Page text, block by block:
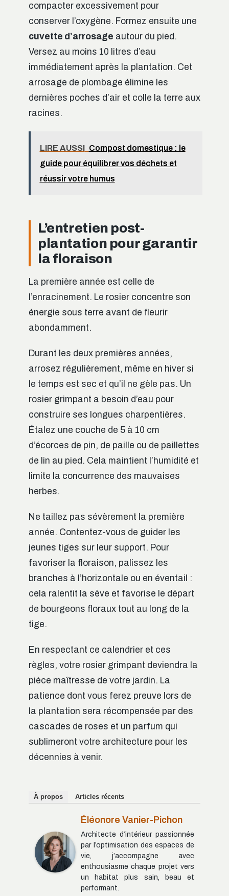
compacter excessivement pour
conserver l’oxygène. Formez ensuite une
cuvette d’arrosage autour du pied.
Versez au moins 10 litres d’eau
immédiatement après la plantation. Cet
arrosage de plombage élimine les
dernières poches d’air et colle la terre aux
racines.
LIRE AUSSI Compost domestique : le
guide pour équilibrer vos déchets et
réussir votre humus
L’entretien post-
plantation pour garantir
la floraison
La première année est celle de
l’enracinement. Le rosier concentre son
énergie sous terre avant de fleurir
abondamment.
Durant les deux premières années,
arrosez régulièrement, même en hiver si
le temps est sec et qu’il ne gèle pas. Un
rosier grimpant a besoin d’eau pour
construire ses longues charpentières.
Étalez une couche de 5 à 10 cm
d’écorces de pin, de paille ou de paillettes
de lin au pied. Cela maintient l’humidité et
limite la concurrence des mauvaises
herbes.
Ne taillez pas sévèrement la première
année. Contentez-vous de guider les
jeunes tiges sur leur support. Pour
favoriser la floraison, palissez les
branches à l’horizontale ou en éventail :
cela ralentit la sève et favorise le départ
de bourgeons floraux tout au long de la
tige.
En respectant ce calendrier et ces
règles, votre rosier grimpant deviendra la
pièce maîtresse de votre jardin. La
patience dont vous ferez preuve lors de
la plantation sera récompensée par des
cascades de roses et un parfum qui
sublimeront votre architecture pour les
décennies à venir.
À propos Articles récents
Éléonore Vanier-Pichon
Architecte d’intérieur passionnée
par l’optimisation des espaces de
vie, j’accompagne avec
enthousiasme chaque projet vers
un habitat plus sain, beau et
performant.